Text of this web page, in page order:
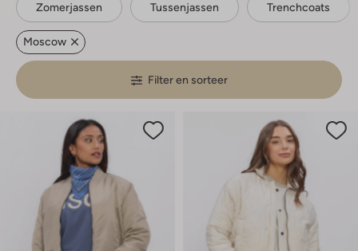
Zomerjassen Tussenjassen Trenchcoats
Moscow
Filter en sorteer